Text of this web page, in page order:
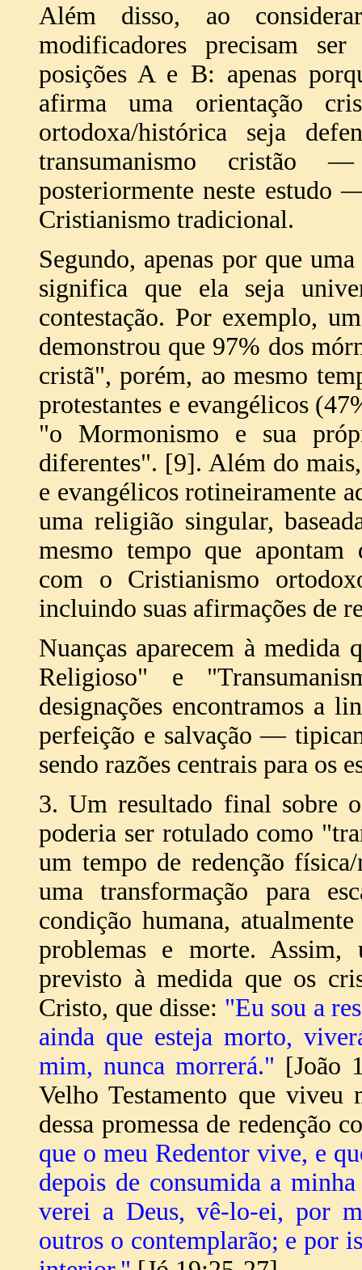
Além disso, ao
modificadores precisam ser
posições A e B: apenas
afirma uma orientação
ortodoxa/histórica seja
transumanismo cristão
posteriormente neste estudo
Cristianismo tradicional.
Segundo, apenas por que
significa que ela seja
contestação. Por exemplo,
demonstrou que 97% dos
cristã", porém, ao mesmo
protestantes e evangélicos
"o Mormonismo e sua
diferentes". [9]. Além do
e evangélicos rotineiramente
uma religião singular,
mesmo tempo que apontam
com o Cristianismo
incluindo suas afirmações de
Nuanças aparecem à medida
Religioso" e
designações encontramos a
perfeição e salvação —
sendo razões centrais para os
3. Um resultado final sobre
poderia ser rotulado como
um tempo de redenção
uma transformação para
condição humana,
problemas e morte.
previsto à medida que os
Cristo, que disse: "Eu sou a
ainda que esteja morto,
mim, nunca morrerá." [João
Velho Testamento que viveu
dessa promessa de redenção
que o meu Redentor vive, e
depois de consumida a
verei a Deus, vê-lo-ei, por
outros o contemplarão; e por